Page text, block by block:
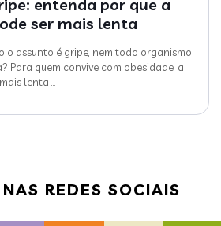
entenda por que a
ser mais lenta
o assunto é gripe, nem todo organismo
Para quem convive com obesidade, a
lenta
REDES SOCIAIS